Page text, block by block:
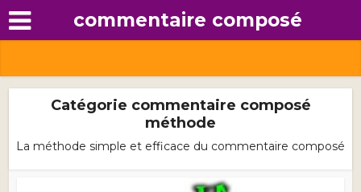
commentaire composé
Catégorie commentaire composé
méthode
La méthode simple et efficace du commentaire composé